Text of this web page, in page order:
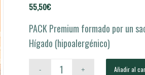
55,50€
PACK Premium formado por un
Hígado (hipoalergénico)
Añadir al